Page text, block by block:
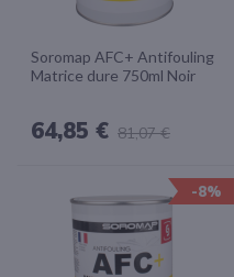
Soromap AFC+ Antifouling
Matrice dure 750ml Noir
64,85 € 81,07 €
-8%